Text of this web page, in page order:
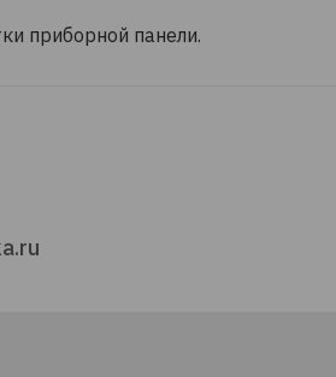
приборной панели.